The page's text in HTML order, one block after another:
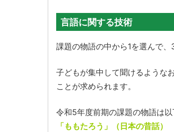
言語に関する技術
課題の物語の中から1を選んで
子どもが集中して聞けるような
ことが求められます。
令和5年度前期の課題の物語は以
「ももたろう」（日本の昔話）